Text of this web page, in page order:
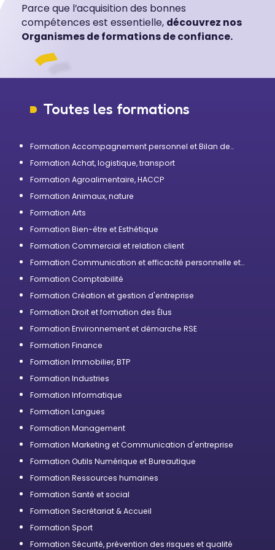
Parce que l’acquisition des bonnes
compétences est essentielle, découvrez nos
Organismes de formations de confiance.
Toutes les formations
Formation Accompagnement personnel et Bilan de
Formation Achat, logistique, transport
Formation Agroalimentaire, HACCP
Formation Animaux, nature
Formation Arts
Formation Bien-être et Esthétique
Formation Commercial et relation client
Formation Communication et efficacité personnelle et
Formation Comptabilité
Formation Création et gestion d'entreprise
Formation Droit et formation des Élus
Formation Environnement et démarche RSE
Formation Finance
Formation Immobilier, BTP
Formation Industries
Formation Informatique
Formation Langues
Formation Management
Formation Marketing et Communication d'entreprise
Formation Outils Numérique et Bureautique
Formation Ressources humaines
Formation Santé et social
Formation Secrétariat & Accueil
Formation Sport
Formation Sécurité, prévention des risques et qualité